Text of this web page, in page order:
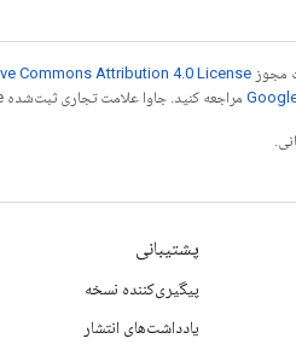
مجوز Commons Attribution 4.0 License
مراجعه کنید. جاوا علامت تجاری ثبت‌شده Oracle و/یا شرکت‌های وابسته به آن است.
پشتیبانی
پیگیری‌کننده نسخه
یادداشت‌های انتشار